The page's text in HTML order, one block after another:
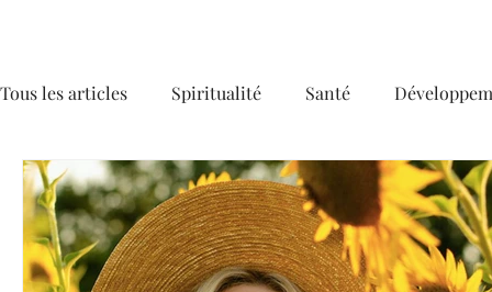
Tous les articles Spiritualité Santé
Dossiers Articles Brèves Le dernier
Bio Coup de coeur Eco-tourisme Recette